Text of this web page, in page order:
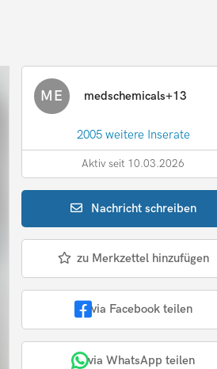
ME medschemicals+13
2005 weitere Inserate
Aktiv seit 10.03.2026
Nachrichtschreiben
zu Merkzettel hinzufügen
via Facebook teilen
via WhatsApp teilen